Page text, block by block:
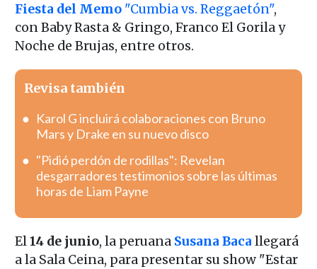
Fiesta del Memo"Cumbia vs. Reggaetón",
con Baby Rasta & Gringo, Franco El Gorila y
Noche de Brujas, entre otros.
Revisa también
Karol G incluirá colaboraciones con Bruno
Mars y Drake en su nuevo disco
"Pidió perdón de rodillas": Revelan
desgarradores testimonios sobre las últimas
horas de Liam Payne
El14 de junio, la peruana Susana Baca llegará
a la Sala Ceina, para presentar su show "Estar